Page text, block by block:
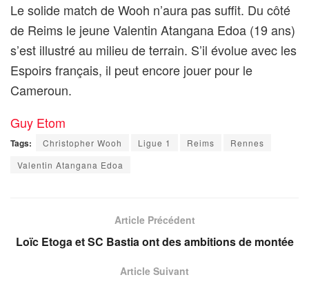
Le solide match de Wooh n’aura pas suffit. Du côté
de Reims le jeune Valentin Atangana Edoa (19 ans)
s’est illustré au milieu de terrain. S’il évolue avec les
Espoirs français, il peut encore jouer pour le
Cameroun.
Guy Etom
Tags: Christopher Wooh Ligue 1 Reims
Rennes
Valentin Atangana Edoa
Article Précédent
Loïc Etoga et SC Bastia ont des ambitions de montée
Article Suivant